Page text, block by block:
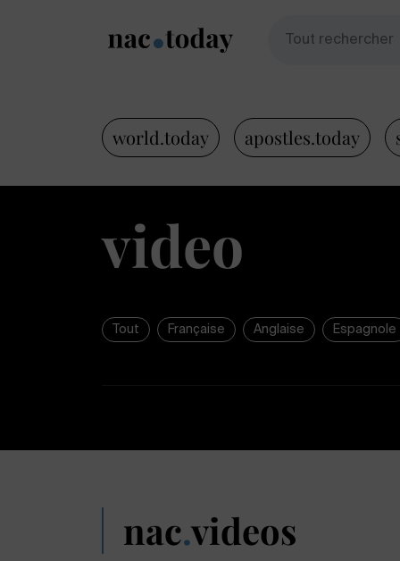
world.today apostles.today
video
Tout Française Anglaise Espagnole
nac.videos